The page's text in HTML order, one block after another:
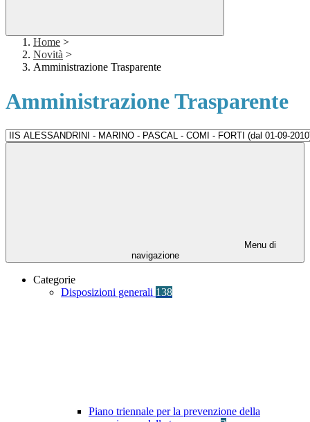
Home >
Novità >
Amministrazione Trasparente
Amministrazione Trasparente
Menu di
navigazione
Categorie
Disposizioni generali 138
Piano triennale per la prevenzione della